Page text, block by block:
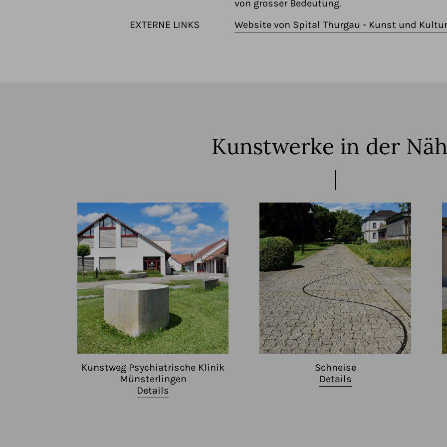
von grosser Bedeutung.
EXTERNE LINKS
Website von Spital Thurgau - Kunst und Kultur
Kunstwerke in der
Kunstweg Psychiatrische Klinik
Münsterlingen
Details
Schneise
Details